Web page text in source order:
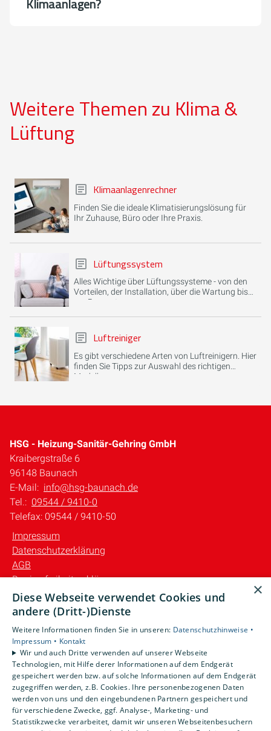
Klimaanlagen?
Weitere Themen zu Klima &
Lüftung
Klimaanlagenrechner
Finden Sie die ideale Klimatisierungslösung für
Ihr Zuhause, Büro oder Ihre Praxis.
Lüftungssystem
Alles Wichtige über Lüftungssysteme - von den
Vorteilen, der Installation, über die Wartung bis
zur Reparatur.
Luftreiniger
Es gibt verschiedene Arten von Luftreinigern. Hier
finden Sie Tipps zur Auswahl des richtigen
Modells.
HSG - Heizung-Sanitär-Gehring GmbH
Kraibergstraße 6
96148 Baunach
E-Mail: info@hsg-baunach.de
Tel.: 09544 / 9410-0
Telefax: 09544 / 9410-50
Impressum
Datenschutzerklärung
AGB
Barrierefreiheitserklärung
Unsere Bereiche
Gewerbekunden
Karriere
Unternehmen
Kontakt
×
Diese Webseite verwendet Cookies und
andere (Dritt-)Dienste
Weitere Informationen finden Sie in unseren: Datenschutzhinweise •
Impressum • Kontakt
Wir und auch Dritte verwenden auf unserer Webseite
Technologien, mit Hilfe derer Informationen auf dem Endgerät
gespeichert werden bzw. auf solche Informationen auf dem Endgerät
zugegriffen werden, z.B. Cookies. Ihre personenbezogenen Daten
werden von uns und den eingebundenen Partnern gespeichert und
für verschiedene Zwecke, ggf. Analyse-, Marketing- und
Statistikzwecke verarbeitet, damit wir unseren Webseitenbesuchern